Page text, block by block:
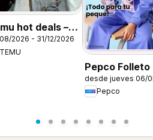
hot deals –
2026 - 31/12/2026
TEMU
Pepco Folleto
desde jueves 06/
Pepco